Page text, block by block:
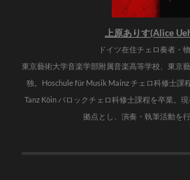
上原ありす(Alice
ドイツ在住チェロ奏者・物
東京藝術大学音楽学部附属音楽高等学校、東京
独。Hoschule für Musik Mainz チェロ科修士課
Tanz Köin バロックチェロ科修士課程を卒業。
拠点とし、演奏・執筆活動を行